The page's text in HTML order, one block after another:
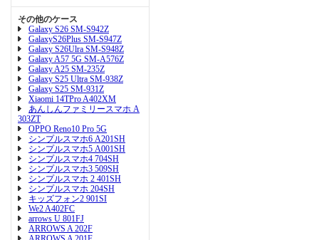
その他のケース
Galaxy S26 SM-S942Z
GalaxyS26Plus SM-S947Z
Galaxy S26Ulra SM-S948Z
Galaxy A57 5G SM-A576Z
Galaxy A25 SM-235Z
Galaxy S25 Ultra SM-938Z
Galaxy S25 SM-931Z
Xiaomi 14TPro A402XM
あんしんファミリースマホ A
303ZT
OPPO Reno10 Pro 5G
シンプルスマホ6 A201SH
シンプルスマホ5 A001SH
シンプルスマホ4 704SH
シンプルスマホ3 509SH
シンプルスマホ 2 401SH
シンプルスマホ 204SH
キッズフォン2 901SI
We2 A402FC
arrows U 801FJ
ARROWS A 202F